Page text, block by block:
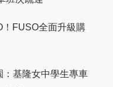
FUSO全面升級購
：基隆女中學生專車